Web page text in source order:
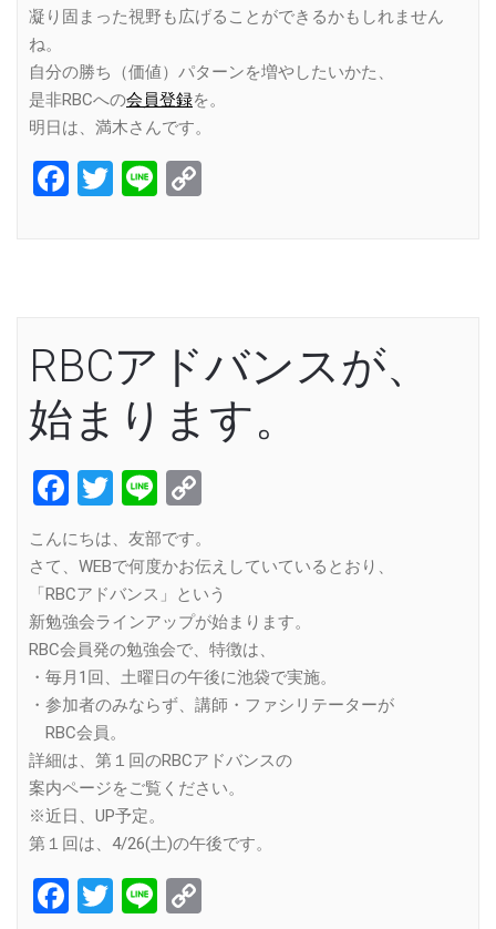
凝り固まった視野も広げることができるかもしれません
ね。
自分の勝ち（価値）パターンを増やしたいかた、
是非RBCへの会員登録を。
明日は、満木さんです。
Facebook
Twitter
Line
RBCアドバンスが、
始まります。
Facebook
Twitter
Line
こんにちは、友部です。
さて、WEBで何度かお伝えしていているとおり、
「RBCアドバンス」という
新勉強会ラインアップが始まります。
RBC会員発の勉強会で、特徴は、
・毎月1回、土曜日の午後に池袋で実施。
・参加者のみならず、講師・ファシリテーターが
RBC会員。
詳細は、第１回のRBCアドバンスの
案内ページをご覧ください。
※近日、UP予定。
第１回は、4/26(土)の午後です。
Facebook
Twitter
Line